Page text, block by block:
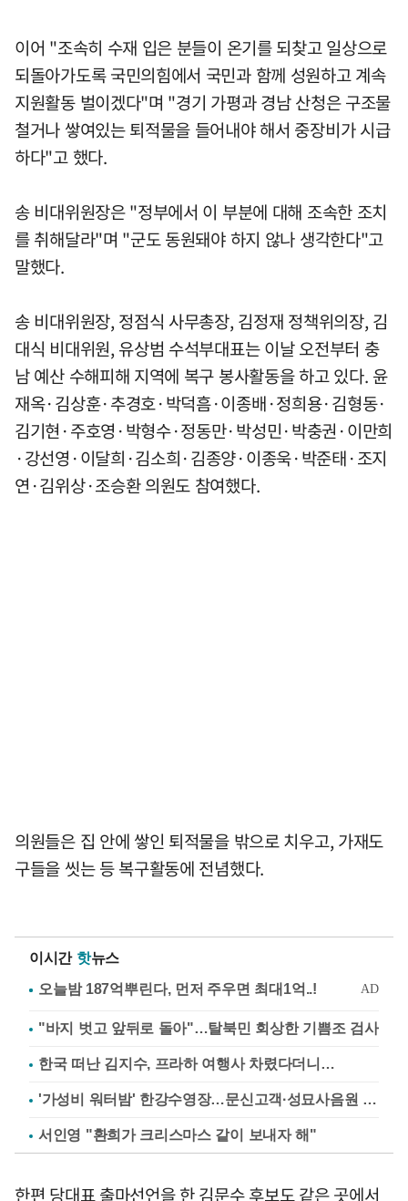
이어 "조속히 수재 입은 분들이 온기를 되찾고 일상으로
되돌아가도록 국민의힘에서 국민과 함께 성원하고 계속
지원활동 벌이겠다"며 "경기 가평과 경남 산청은 구조물
철거나 쌓여있는 퇴적물을 들어내야 해서 중장비가 시급
하다"고 했다.
송 비대위원장은 "정부에서 이 부분에 대해 조속한 조치
를 취해달라"며 "군도 동원돼야 하지 않나 생각한다"고
말했다.
송 비대위원장, 정점식 사무총장, 김정재 정책위의장, 김
대식 비대위원, 유상범 수석부대표는 이날 오전부터 충
남 예산 수해피해 지역에 복구 봉사활동을 하고 있다. 윤
재옥·김상훈·추경호·박덕흠·이종배·정희용·김형동·
김기현·주호영·박형수·정동만·박성민·박충권·이만희
·강선영·이달희·김소희·김종양·이종욱·박준태·조지
연·김위상·조승환 의원도 참여했다.
의원들은 집 안에 쌓인 퇴적물을 밖으로 치우고, 가재도
구들을 씻는 등 복구활동에 전념했다.
이시간 핫뉴스
"바지 벗고 앞뒤로 돌아"…탈북민 회상한 기쁨조 검사
한국 떠난 김지수, 프라하 여행사 차렸다더니…
'가성비 워터밤' 한강수영장…문신고객·성묘사음원 민원
서인영 "환희가 크리스마스 같이 보내자 해"
한편 당대표 출마선언을 한 김문수 후보도 같은 곳에서